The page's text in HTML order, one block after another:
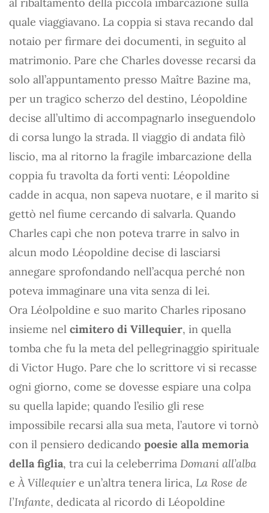
quale viaggiavano. La coppia si stava recando dal
notaio per firmare dei documenti, in seguito al
matrimonio. Pare che Charles dovesse recarsi da
solo all’appuntamento presso Maître Bazine ma,
per un tragico scherzo del destino, Léopoldine
decise all’ultimo di accompagnarlo inseguendolo
di corsa lungo la strada. Il viaggio di andata filò
liscio, ma al ritorno la fragile imbarcazione della
coppia fu travolta da forti venti: Léopoldine
cadde in acqua, non sapeva nuotare, e il marito si
gettò nel fiume cercando di salvarla. Quando
Charles capì che non poteva trarre in salvo in
alcun modo Léopoldine decise di lasciarsi
annegare sprofondando nell’acqua perché non
poteva immaginare una vita senza di lei.
Ora Léolpoldine e suo marito Charles riposano
insieme nel cimitero di Villequier, in quella
tomba che fu la meta del pellegrinaggio spirituale
di Victor Hugo. Pare che lo scrittore vi si recasse
ogni giorno, come se dovesse espiare una colpa
su quella lapide; quando l’esilio gli rese
impossibile recarsi alla sua meta, l’autore vi tornò
con il pensiero dedicando poesie alla memoria
della figlia, tra cui la celeberrima Domani all’alba
e À Villequier e un’altra tenera lirica, La Rose de
l’Infante, dedicata al ricordo di Léopoldine